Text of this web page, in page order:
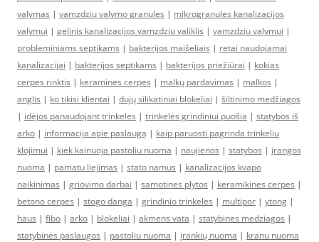
valymas | vamzdziu valymo granules | mikrogranules kanalizacijos
valymui | gelinis kanalizacijos vamzdziu valiklis | vamzdziu valymui |
probleminiams septikams | bakterijos maišeliais | retai naudojamai
kanalizacijai | bakterijos septikams | bakterijos priežiūrai | kokias
cerpes rinktis | keramines cerpes | malkų pardavimas | malkos |
anglis | ko tikisi klientai | dujų silikatiniai blokeliai | šiltinimo medžiagos
| idėjos panaudojant trinkeles | trinkelės grindiniui puošia | statybos iš
arko | informacija apie paslaugą | kaip paruosti pagrinda trinkeliu
klojimui | kiek kainuoja pastoliu nuoma | naujienos | statybos | įrangos
nuoma | pamatu liejimas | stato namus | kanalizacijos kvapo
naikinimas | griovimo darbai | samotines plytos | keramikines cerpes |
betono cerpes | stogo danga | grindinio trinkeles | multipor | ytong |
haus | fibo | arko | blokeliai | akmens vata | statybines medziagos |
statybinės paslaugos | pastoliu nuoma | įrankių nuoma | kranu nuoma